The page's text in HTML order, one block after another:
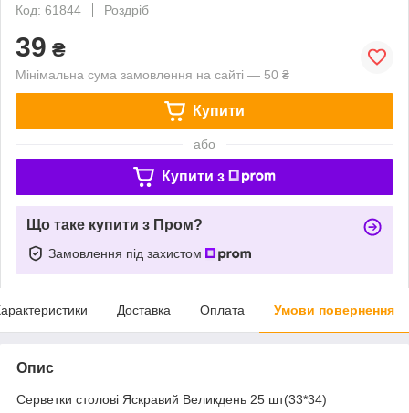
Код: 61844
Роздріб
39 ₴
Мінімальна сума замовлення на сайті — 50 ₴
Купити
або
Купити з
Що таке купити з Пром?
Замовлення під захистом
Доставка Оплата Умови повернення
Опис
Серветки столові Яскравий Великдень 25 шт(33*34)